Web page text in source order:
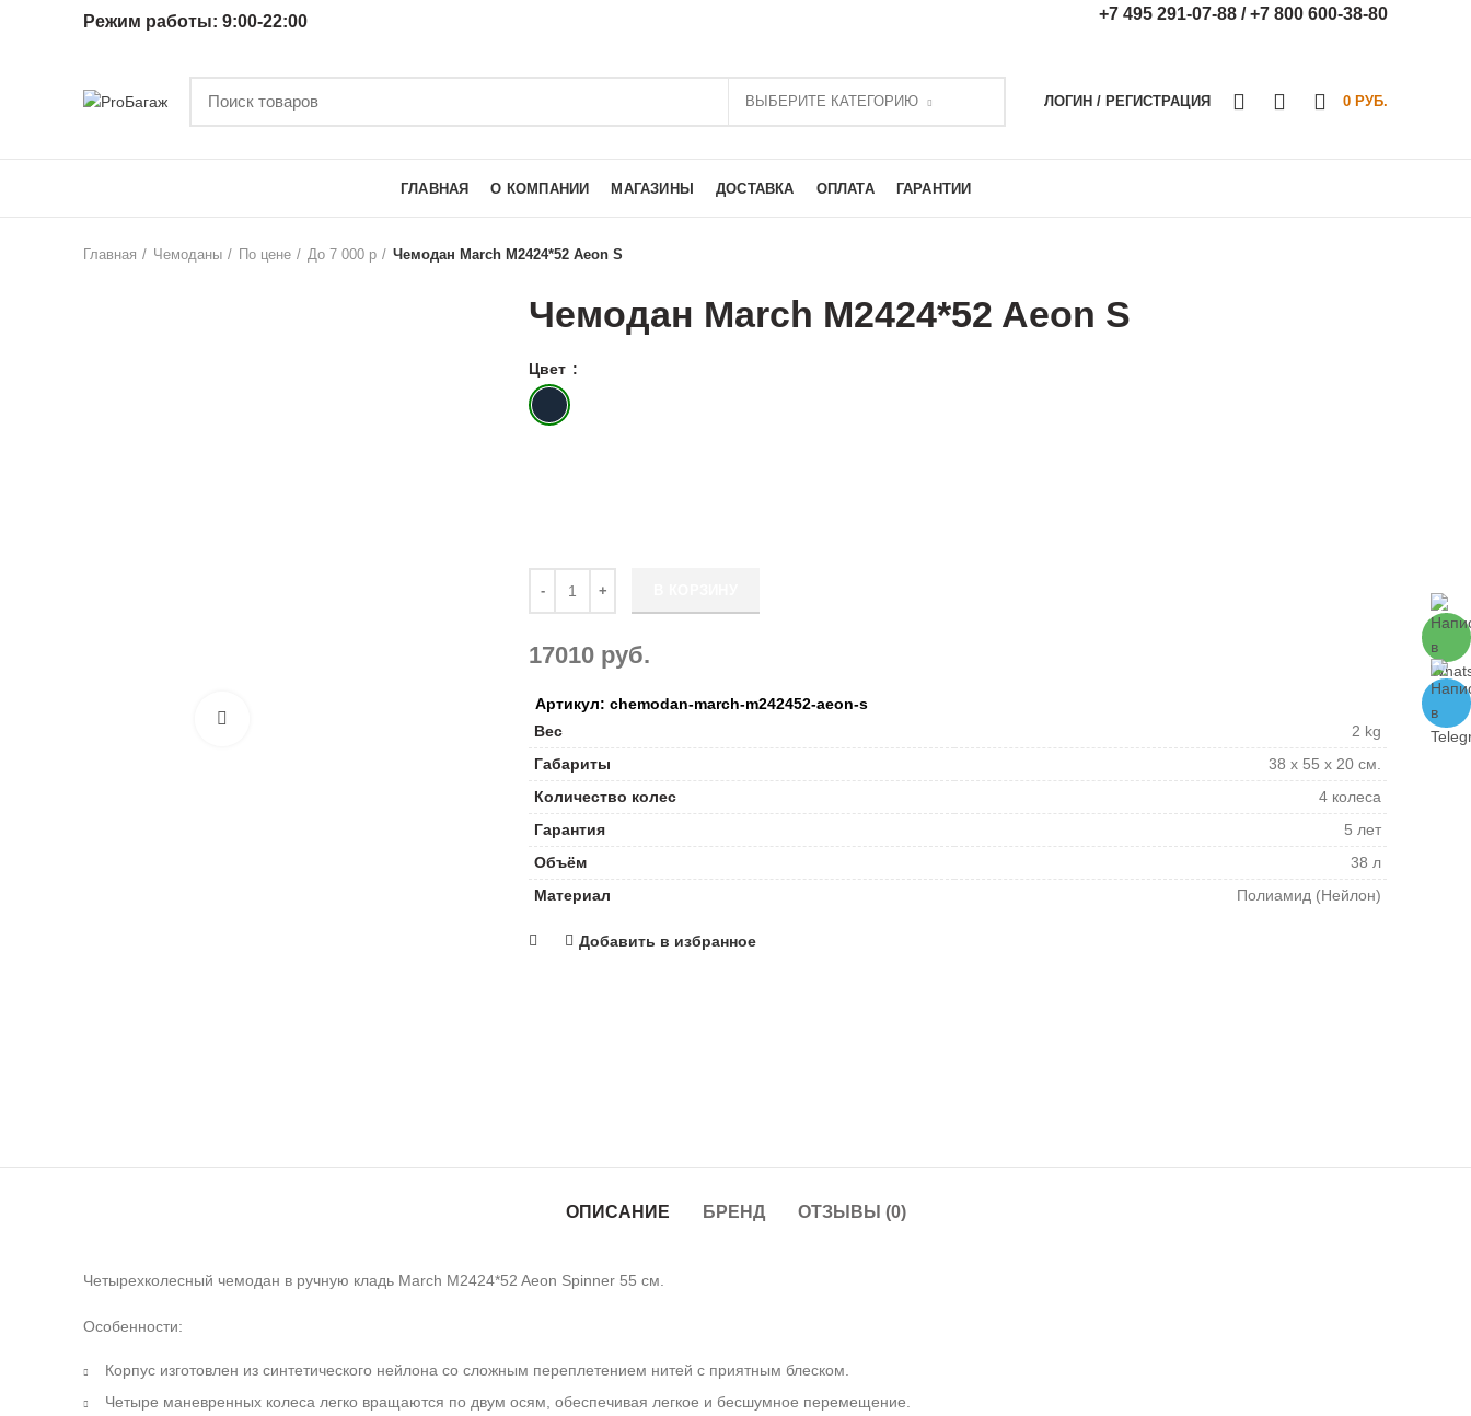
Режим работы: 9:00-22:00 +7 495 291-07-88 /+7 800 600-38-80
ВЫБЕРИТЕ КАТЕГОРИЮ ЛОГИН / РЕГИСТРАЦИЯ 0 РУБ.
ГЛАВНАЯ О КОМПАНИИ МАГАЗИНЫ ДОСТАВКА ОПЛАТА ГАРАНТИИ
Главная Чемоданы По цене До 7 000 р Чемодан March M2424*52 Aeon S
Чемодан March M2424*52 Aeon S
Цвет
17010 руб.
Артикул: chemodan-march-m242452-aeon-s
Вес
2 kg
Габариты
38 x 55 x 20 см.
Количество колес
4 колеса
Гарантия
5 лет
Объём
38 л
Материал
Полиамид (Нейлон)
Добавить в избранное
ОПИСАНИЕ БРЕНД ОТЗЫВЫ (0)
Четырехколесный чемодан в ручную кладь March M2424*52 Aeon Spinner 55 см.
Особенности:
Корпус изготовлен из синтетического нейлона со сложным переплетением нитей с приятным блеском.
Четыре маневренных колеса легко вращаются по двум осям, обеспечивая легкое и бесшумное перемещение.